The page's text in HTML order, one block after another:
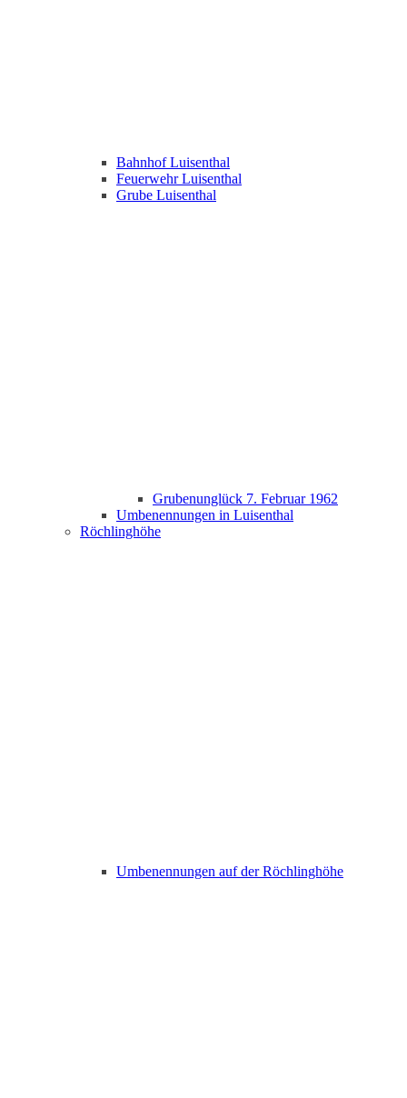
Bahnhof Luisenthal
Feuerwehr Luisenthal
Grube Luisenthal
Grubenunglück 7. Februar 1962
Umbenennungen in Luisenthal
Röchlinghöhe
Umbenennungen auf der Röchlinghöhe